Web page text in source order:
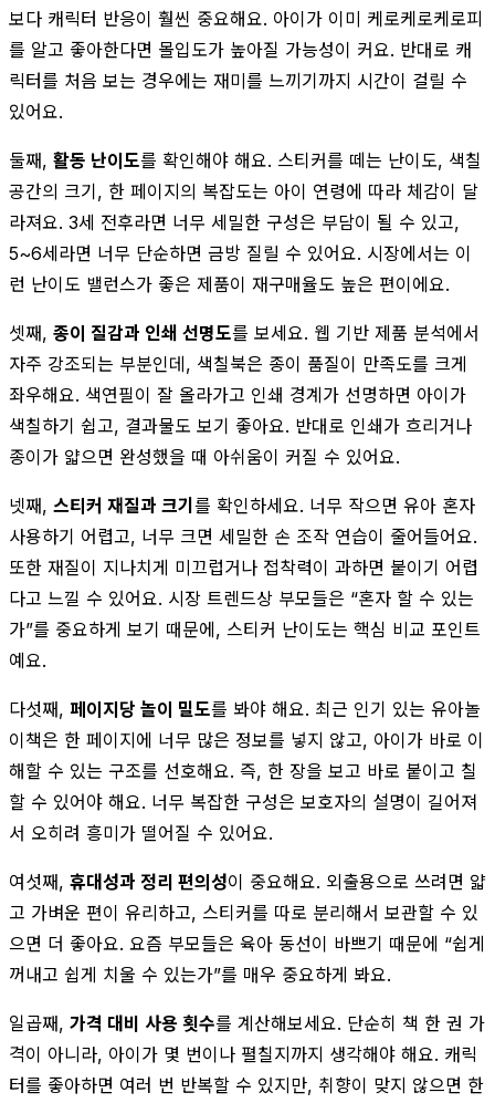
보다 캐릭터 반응이 훨씬 중요해요. 아이가 이미 케로케로케로피
를 알고 좋아한다면 몰입도가 높아질 가능성이 커요. 반대로 캐
릭터를 처음 보는 경우에는 재미를 느끼기까지 시간이 걸릴 수
있어요.
둘째, 활동 난이도를 확인해야 해요. 스티커를 떼는 난이도, 색칠
공간의 크기, 한 페이지의 복잡도는 아이 연령에 따라 체감이 달
라져요. 3세 전후라면 너무 세밀한 구성은 부담이 될 수 있고,
5~6세라면 너무 단순하면 금방 질릴 수 있어요. 시장에서는 이
런 난이도 밸런스가 좋은 제품이 재구매율도 높은 편이에요.
셋째, 종이 질감과 인쇄 선명도를 보세요. 웹 기반 제품 분석에서
자주 강조되는 부분인데, 색칠북은 종이 품질이 만족도를 크게
좌우해요. 색연필이 잘 올라가고 인쇄 경계가 선명하면 아이가
색칠하기 쉽고, 결과물도 보기 좋아요. 반대로 인쇄가 흐리거나
종이가 얇으면 완성했을 때 아쉬움이 커질 수 있어요.
넷째, 스티커 재질과 크기를 확인하세요. 너무 작으면 유아 혼자
사용하기 어렵고, 너무 크면 세밀한 손 조작 연습이 줄어들어요.
또한 재질이 지나치게 미끄럽거나 접착력이 과하면 붙이기 어렵
다고 느낄 수 있어요. 시장 트렌드상 부모들은 “혼자 할 수 있는
가”를 중요하게 보기 때문에, 스티커 난이도는 핵심 비교 포인트
예요.
다섯째, 페이지당 놀이 밀도를 봐야 해요. 최근 인기 있는 유아놀
이책은 한 페이지에 너무 많은 정보를 넣지 않고, 아이가 바로 이
해할 수 있는 구조를 선호해요. 즉, 한 장을 보고 바로 붙이고 칠
할 수 있어야 해요. 너무 복잡한 구성은 보호자의 설명이 길어져
서 오히려 흥미가 떨어질 수 있어요.
여섯째, 휴대성과 정리 편의성이 중요해요. 외출용으로 쓰려면 얇
고 가벼운 편이 유리하고, 스티커를 따로 분리해서 보관할 수 있
으면 더 좋아요. 요즘 부모들은 육아 동선이 바쁘기 때문에 “쉽게
꺼내고 쉽게 치울 수 있는가”를 매우 중요하게 봐요.
일곱째, 가격 대비 사용 횟수를 계산해보세요. 단순히 책 한 권 가
격이 아니라, 아이가 몇 번이나 펼칠지까지 생각해야 해요. 캐릭
터를 좋아하면 여러 번 반복할 수 있지만, 취향이 맞지 않으면 한